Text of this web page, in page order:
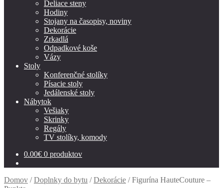
Deliace steny
Hodiny
Stojany na časopisy, noviny
Dekorácie
Zrkadlá
Odpadkové koše
Vázy
Stoly
Konferenčné stolíky
Písacie stoly
Jedálenské stoly
Nábytok
Vešiaky
Skrinky
Regály
TV stolíky, komody
0.00€ 0 produktov
Domov /Doplnky do bytu /Dekorácie /Figurína HauteCouture –